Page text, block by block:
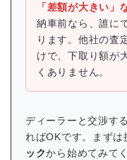
「差額が大きい」
納車前なら、誰に
ります。他社の査
けで、下取り額が
くありません。
ディーラーと交渉す
ればOKです。まずは
ックから始めてみて